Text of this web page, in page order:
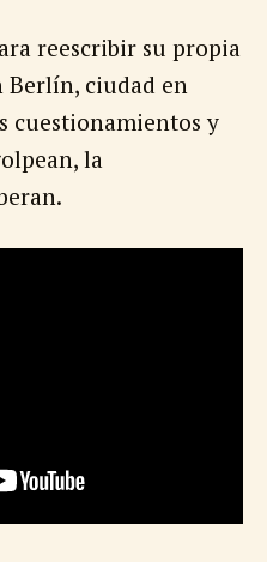
reescribir su propia
ciudad en
cuestionamientos y
la